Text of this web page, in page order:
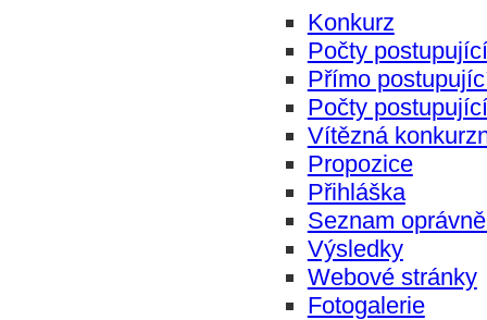
Konkurz
Počty
Přímo
Počty
Vítězná
Propozice
Přihláška
Seznam
Výsledky
Webové stránky
Fotogalerie